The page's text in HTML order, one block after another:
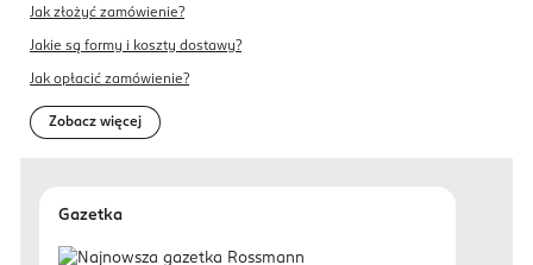
Jak złożyć zamówienie?
Jakie są formy i koszty dostawy?
Jak opłacić zamówienie?
Zobacz więcej
Gazetka